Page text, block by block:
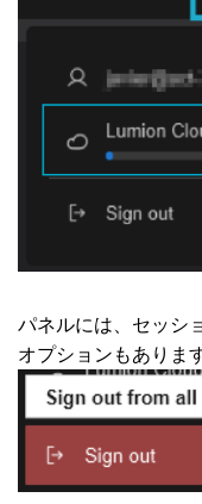
パネルには、セッシ
オプションもあります